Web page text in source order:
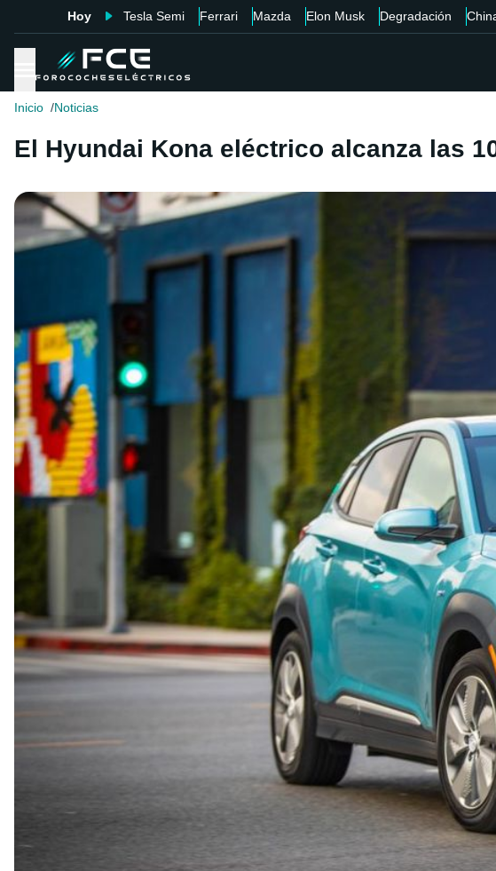
Hoy Tesla Semi Ferrari Mazda Elon Musk Degradación
Inicio Noticias
El Hyundai Kona eléctrico alcanza las